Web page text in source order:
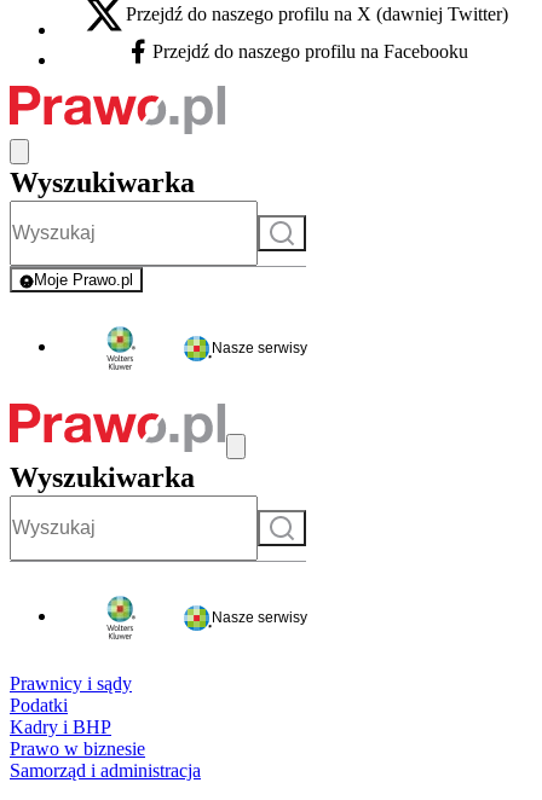
X - otwiera się w nowej karcie
Przejdź do naszego profilu na X (dawniej Twitter)
Facebook - otwiera się w nowej karcie
Przejdź do naszego profilu na Facebooku
Wyszukiwarka
Szukaj
Moje Prawo.pl
- rejestracja i logowanie do serwisu
Nasze serwisy
Wyszukiwarka
Szukaj
Nasze serwisy
Prawnicy i sądy
Podatki
Kadry i BHP
Prawo w biznesie
Samorząd i administracja